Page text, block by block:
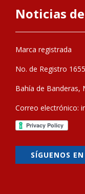
Noticias
Marca registrada
No. de Registro
Bahía de Banderas,
Correo electrónico:
SÍGUENOS